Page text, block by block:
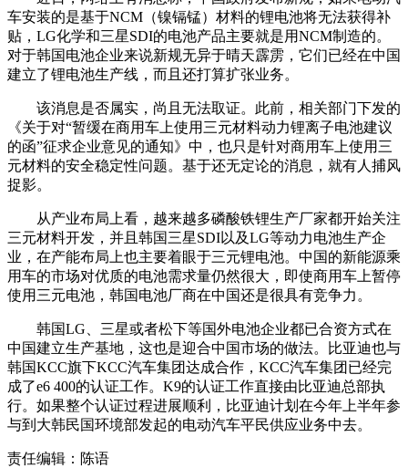
车安装的是基于NCM（镍镉锰）材料的锂电池将无法获得补
贴，LG化学和三星SDI的电池产品主要就是用NCM制造的。
对于韩国电池企业来说新规无异于晴天霹雳，它们已经在中国
建立了锂电池生产线，而且还打算扩张业务。
该消息是否属实，尚且无法取证。此前，相关部门下发的
《关于对“暂缓在商用车上使用三元材料动力锂离子电池建议
的函”征求企业意见的通知》中，也只是针对商用车上使用三
元材料的安全稳定性问题。基于还无定论的消息，就有人捕风
捉影。
从产业布局上看，越来越多磷酸铁锂生产厂家都开始关注
三元材料开发，并且韩国三星SDI以及LG等动力电池生产企
业，在产能布局上也主要着眼于三元锂电池。中国的新能源乘
用车的市场对优质的电池需求量仍然很大，即使商用车上暂停
使用三元电池，韩国电池厂商在中国还是很具有竞争力。
韩国LG、三星或者松下等国外电池企业都已合资方式在
中国建立生产基地，这也是迎合中国市场的做法。比亚迪也与
韩国KCC旗下KCC汽车集团达成合作，KCC汽车集团已经完
成了e6 400的认证工作。K9的认证工作直接由比亚迪总部执
行。如果整个认证过程进展顺利，比亚迪计划在今年上半年参
与到大韩民国环境部发起的电动汽车平民供应业务中去。
责任编辑：陈语